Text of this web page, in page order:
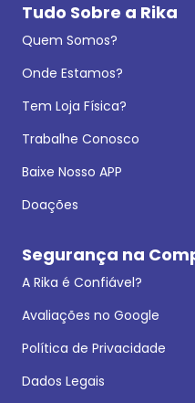
Tudo Sobre a Rika
Quem Somos?
Onde Estamos?
Tem Loja Física?
Trabalhe Conosco
Baixe Nosso APP
Doações
Segurança na
A Rika é Confiável?
Avaliações no Google
Política de Privacidade
Dados Legais